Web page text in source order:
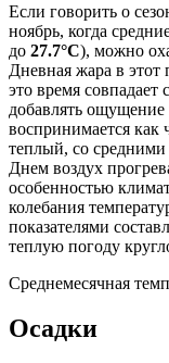
Если говорить о
ноябрь, когда
до 27.7°C), можно
Дневная жара в этот
это время совпадает
добавлять
воспринимается как
теплый, со средними
Днем воздух
особенностью
колебания
показателями
теплую погоду
Среднемесячная
Осадки